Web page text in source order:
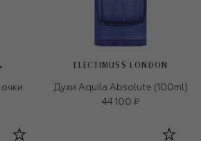
ELECTIMUSS LONDON
Духи Aquila Absolute (100ml)
44 100 ₽